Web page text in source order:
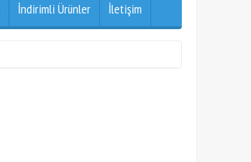
İndirimli Ürünler İletişim